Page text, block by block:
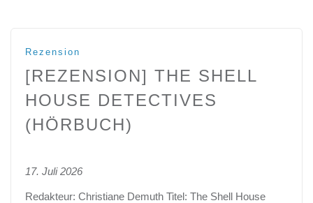
Rezension
[REZENSION] THE SHELL
HOUSE DETECTIVES
(HÖRBUCH)
17. Juli 2026
Redakteur: Christiane Demuth Titel: The Shell House